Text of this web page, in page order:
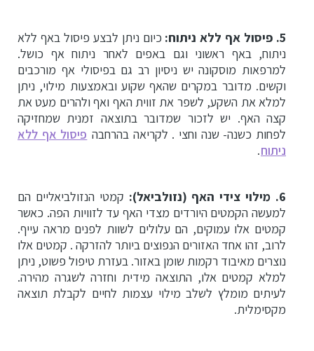
5. פיסול אף ללא ניתוח:
כיום ניתן לבצע פיסול באף ללא
ניתוח, באף ראשוני וגם באפים לאחר ניתוח אף כושל.
למרפאות מוסקונה יש ניסיון רב גם בפיסולי אף מורכבים
וקשים. מדובר במקרים שהאף שקוע ובאמצעות מילוי, ניתן
למלא את השקע, לשפר את זווית האף ואף ולהרים מעט את
קצה האף. יש לזכור שמדובר בתוצאה זמנית שמחזיקה
לפחות כשנה- שנה וחצי . לקריאה בהרחבה פיסול אף ללא
ניתוח.
6. מילוי צידי האף (נזולביאל):
קמטי הנזולביאליים הם
למעשה הקמטים היורדים מצדי האף עד לזוויות הפה. כאשר
קמטים אלו עמוקים, הם עלולים לשוות לפנים מראה עייף.
לרוב, זהו אחד האזורים הנפוצים ביותר להזרקה . קמטים אלו
נוצרים מאיבוד רקמות שומן באזור. בעזרת טיפול פשוט, ניתן
למלא קמטים אלו, התוצאה מידית וחזרה לשגרה מהירה.
לעיתים מומלץ לשלב מילוי עצמות לחיים לקבלת תוצאה
מקסימלית.